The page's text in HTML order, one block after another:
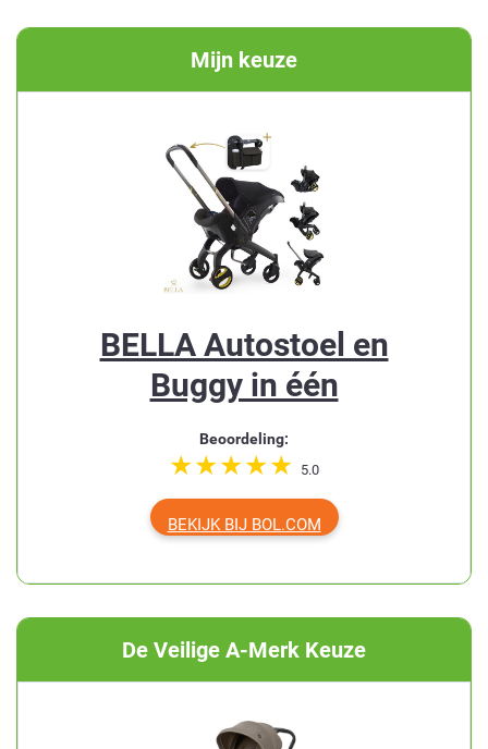
Mijn keuze
BELLA Autostoel en
Buggy in één
Beoordeling:
5.0
BEKIJK BIJ BOL.COM
De Veilige A-Merk Keuze